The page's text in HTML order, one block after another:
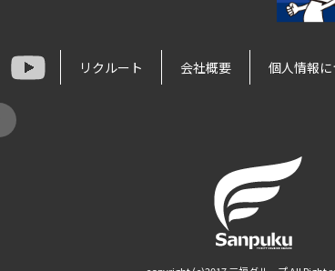
リクルート 会社概要 個人情報に